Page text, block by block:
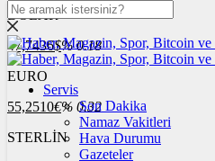
DOLAR
47,7436$% 0.18
EURO
55,2510€% 0.32
STERLİN
Servis
Son Dakika
Namaz Vakitleri
Hava Durumu
Gazeteler